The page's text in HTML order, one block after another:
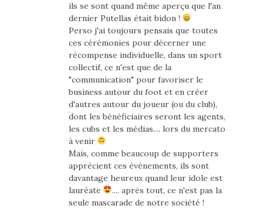
ils se sont quand même aperçu que l'an
dernier Putellas était bidon !
Perso j'ai toujours pensais que toutes
ces cérémonies pour décerner une
récompense individuelle, dans un sport
collectif, ce n'est que de la
"communication" pour favoriser le
business autour du foot et en créer
d'autres autour du joueur (ou du club),
dont les bénéficiaires seront les agents,
les cubs et les médias.... lors du mercato
à venir
Mais, comme beaucoup de supporters
apprécient ces évènements, ils sont
davantage heureux quand leur idole est
lauréate
.... après tout, ce n'est pas la
seule mascarade de notre société !